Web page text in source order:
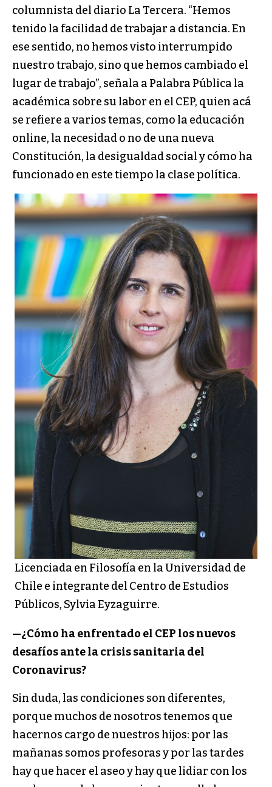
columnista del diario La Tercera. “Hemos
tenido la facilidad de trabajar a distancia. En
ese sentido, no hemos visto interrumpido
nuestro trabajo, sino que hemos cambiado el
lugar de trabajo”, señala a Palabra Pública la
académica sobre su labor en el CEP, quien acá
se refiere a varios temas, como la educación
online, la necesidad o no de una nueva
Constitución, la desigualdad social y cómo ha
funcionado en este tiempo la clase política.
Licenciada en Filosofía en la Universidad de
Chile e integrante del Centro de Estudios
Públicos, Sylvia Eyzaguirre.
—¿Cómo ha enfrentado el CEP los nuevos
desafíos ante la crisis sanitaria del
Coronavirus?
Sin duda, las condiciones son diferentes,
porque muchos de nosotros tenemos que
hacernos cargo de nuestros hijos: por las
mañanas somos profesoras y por las tardes
hay que hacer el aseo y hay que lidiar con los